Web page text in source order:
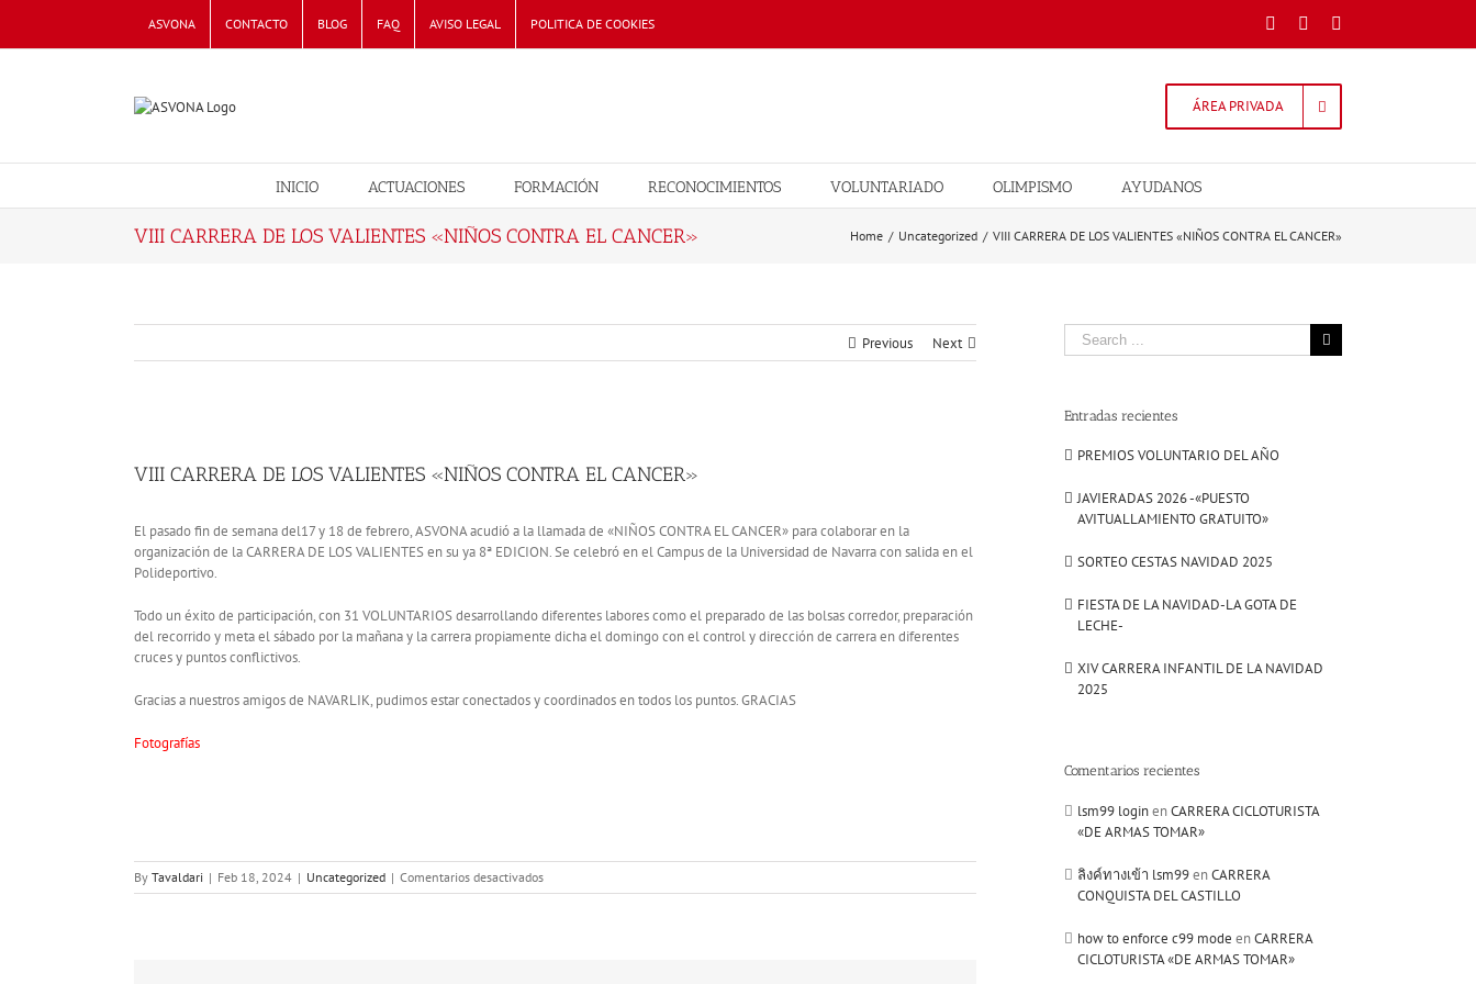
content
ASVONA CONTACTO BLOG FAQ AVISO LEGAL POLITICA DE COOKIES Facebook
Twitter
ÁREA PRIVADA
INICIO ACTUACIONES FORMACIÓN RECONOCIMIENTOS VOLUNTARIADO OLIMPISMO AYUDANOS
VIII CARRERA DE LOS VALIENTES «NIÑOS CONTRA EL CANCER» Home / Uncategorized / VIII CARRERA DE LOS VALIENTES «NIÑOS CONTRA EL CANCER»
Previous Next
Image
VIII CARRERA DE LOS VALIENTES «NIÑOS CONTRA EL CANCER»
El pasado fin de semana del17 y 18 de febrero, ASVONA acudió a la llamada de «NIÑOS CONTRA EL CANCER» para colaborar en la
organización de la CARRERA DE LOS VALIENTES en su ya 8ª EDICION. Se celebró en el Campus de la Universidad de Navarra con salida en el
Polideportivo.
Todo un éxito de participación, con 31 VOLUNTARIOS desarrollando diferentes labores como el preparado de las bolsas corredor, preparación
del recorrido y meta el sábado por la mañana y la carrera propiamente dicha el domingo con el control y dirección de carrera en diferentes
cruces y puntos conflictivos.
Gracias a nuestros amigos de NAVARLIK, pudimos estar conectados y coordinados en todos los puntos. GRACIAS
Fotografías
By Tavaldari | Feb 18, 2024 | Uncategorized | Comentarios desactivadosen
VIII
Search
for:
Entradas recientes
PREMIOS VOLUNTARIO DEL AÑO
JAVIERADAS 2026 -«PUESTO
AVITUALLAMIENTO GRATUITO»
SORTEO CESTAS NAVIDAD 2025
FIESTA DE LA NAVIDAD-LA GOTA DE
LECHE-
XIV CARRERA INFANTIL DE LA NAVIDAD
2025
Comentarios recientes
lsm99 loginenCARRERA CICLOTURISTA
«DE ARMAS TOMAR»
ลิงค์ทางเข้า lsm99enCARRERA
CONQUISTA DEL CASTILLO
how to enforce c99 mode enCARRERA
CICLOTURISTA «DE ARMAS TOMAR»